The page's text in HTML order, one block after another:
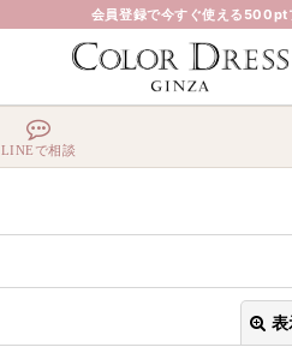
会員登録で今すぐ使える500pt
LINEで相談
表